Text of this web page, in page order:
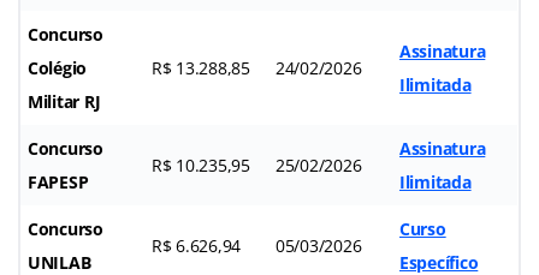
Concurso
Colégio
Militar RJ
R$ 13.288,85 24/02/2026
Assinatura
Ilimitada
Concurso
FAPESP
R$ 10.235,95 25/02/2026
Assinatura
Ilimitada
Concurso
UNILAB
R$ 6.626,94 05/03/2026
Curso
Específico